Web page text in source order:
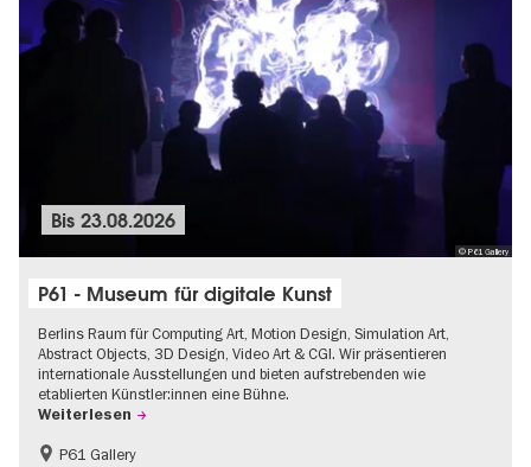
© P61 Gallery
Bis23.08.2026
P61 - Museum für digitale Kunst
Berlins Raum für Computing Art, Motion Design, Simulation Art,
Abstract Objects, 3D Design, Video Art & CGI. Wir präsentieren
internationale Ausstellungen und bieten aufstrebenden wie
etablierten Künstler:innen eine Bühne.
Weiterlesen
International
P61 Gallery